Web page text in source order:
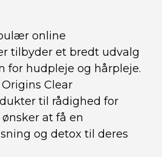
online
tilbyder et bredt udvalg
for hudpleje og hårpleje.
Clear
til rådighed for
at få en
og detox til deres